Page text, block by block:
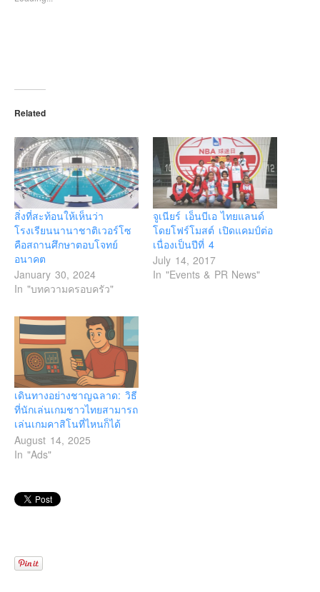
Related
สิ่งที่สะท้อนให้เห็นว่า
โรงเรียนนานาชาติเวอร์โซ
คือสถานศึกษาตอบโจทย์
อนาคต
January 30, 2024
In "บทความครอบครัว"
จูเนียร์ เอ็นบีเอ ไทยแลนด์
โดยโฟร์โมสต์ เปิดแคมป์ต่อ
เนื่องเป็นปีที่ 4
July 14, 2017
In "Events & PR News"
เดินทางอย่างชาญฉลาด: วิธี
ที่นักเล่นเกมชาวไทยสามารถ
เล่นเกมคาสิโนที่ไหนก็ได้
August 14, 2025
In "Ads"